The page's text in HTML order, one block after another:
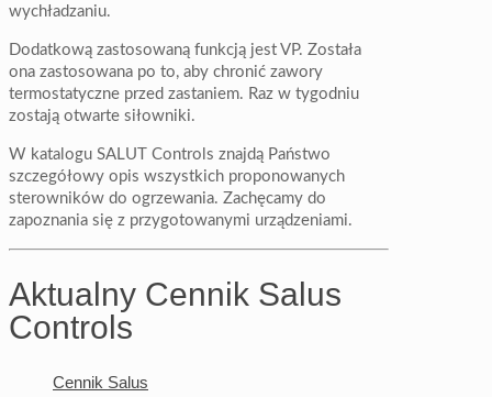
wychładzaniu.
Dodatkową zastosowaną funkcją jest VP. Została
ona zastosowana po to, aby chronić zawory
termostatyczne przed zastaniem. Raz w tygodniu
zostają otwarte siłowniki.
W katalogu SALUT Controls znajdą Państwo
szczegółowy opis wszystkich proponowanych
sterowników do ogrzewania. Zachęcamy do
zapoznania się z przygotowanymi urządzeniami.
Aktualny Cennik Salus
Controls
Cennik Salus